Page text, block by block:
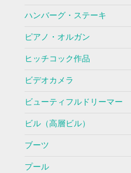
ハンバーグ・ステーキ
ピアノ・オルガン
ヒッチコック作品
ビデオカメラ
ビューティフルドリーマー
ビル（高層ビル）
ブーツ
プール